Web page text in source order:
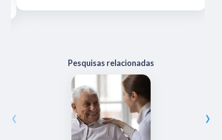
Pesquisas relacionadas
‹ ›